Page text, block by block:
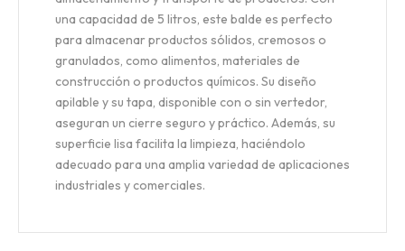
una capacidad de 5 litros, este balde es perfecto
para almacenar productos sólidos, cremosos o
granulados, como alimentos, materiales de
construcción o productos químicos. Su diseño
apilable y su tapa, disponible con o sin vertedor,
aseguran un cierre seguro y práctico. Además, su
superficie lisa facilita la limpieza, haciéndolo
adecuado para una amplia variedad de aplicaciones
industriales y comerciales.